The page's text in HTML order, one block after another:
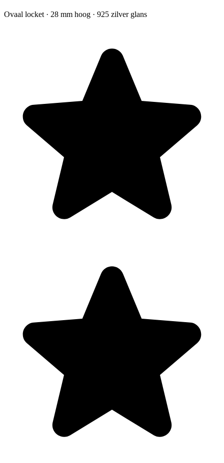
Ovaal locket · 28 mm hoog · 925 zilver glans